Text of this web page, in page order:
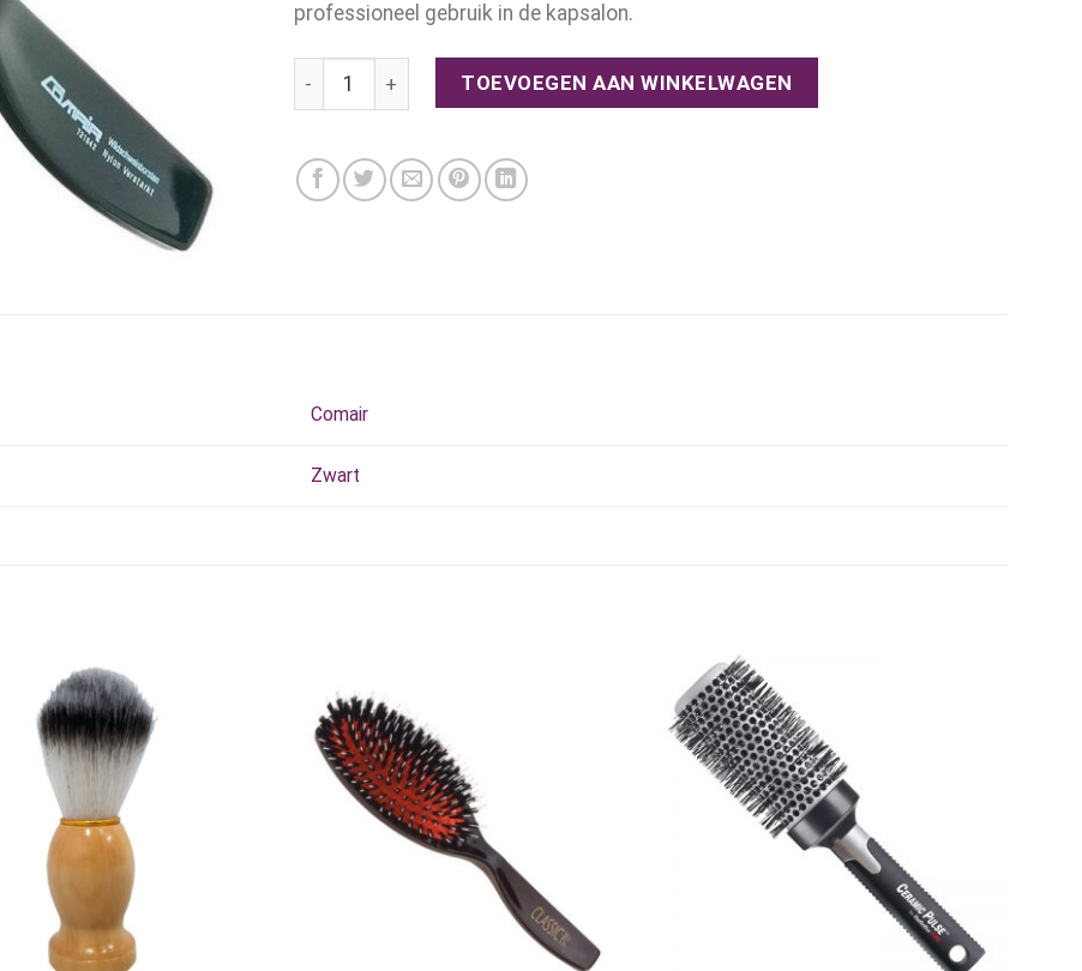
professioneel gebruik in de kapsalon.
Pneumatische Borstel 11 rijen aantalTOEVOEGEN AAN WINKELWAGEN
Comair
Zwart